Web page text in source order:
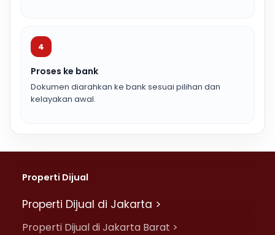
4
Proses ke bank
Dokumen diarahkan ke bank sesuai pilihan dan
kelayakan awal.
Properti Dijual
Properti Dijual di Jakarta >
Properti Dijual di Jakarta Barat >